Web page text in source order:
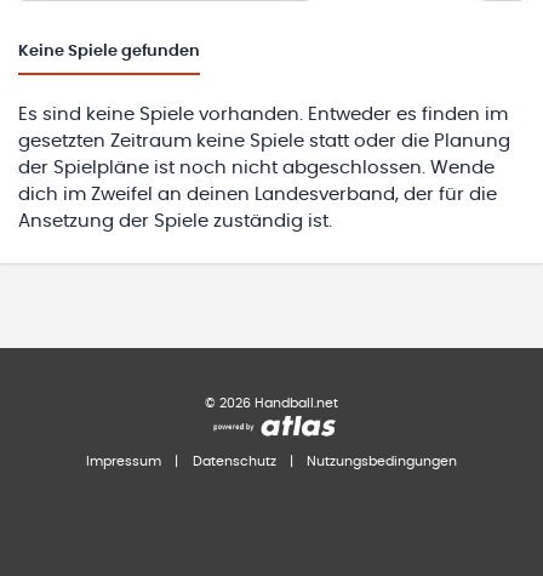
Keine Spiele gefunden
Es sind keine Spiele vorhanden. Entweder es finden im
gesetzten Zeitraum keine Spiele statt oder die Planung
der Spielpläne ist noch nicht abgeschlossen. Wende
dich im Zweifel an deinen Landesverband, der für die
Ansetzung der Spiele zuständig ist.
© 2026 Handball.net
Impressum Datenschutz Nutzungsbedingungen